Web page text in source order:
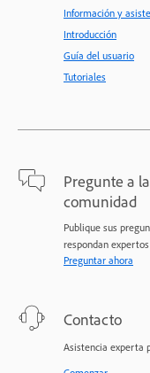
Información y
Introducción
Guía del usuario
Tutoriales
Pregunte a la
comunidad
Publique sus
respondan
Preguntar ahora
Contacto
Asistencia experta